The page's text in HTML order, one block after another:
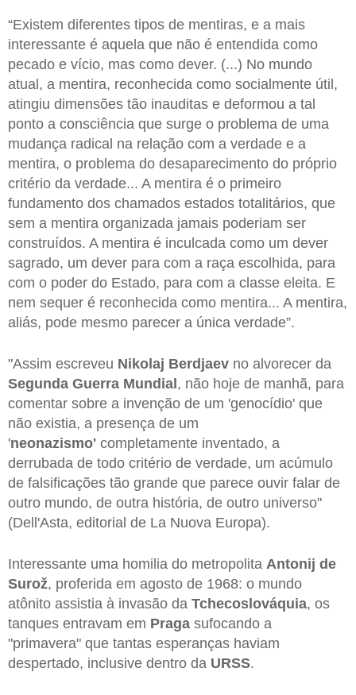
“Existem diferentes tipos de mentiras, e a mais
interessante é aquela que não é entendida como
pecado e vício, mas como dever. (...) No mundo
atual, a mentira, reconhecida como socialmente útil,
atingiu dimensões tão inauditas e deformou a tal
ponto a consciência que surge o problema de uma
mudança radical na relação com a verdade e a
mentira, o problema do desaparecimento do próprio
critério da verdade... A mentira é o primeiro
fundamento dos chamados estados totalitários, que
sem a mentira organizada jamais poderiam ser
construídos. A mentira é inculcada como um dever
sagrado, um dever para com a raça escolhida, para
com o poder do Estado, para com a classe eleita. E
nem sequer é reconhecida como mentira... A mentira,
aliás, pode mesmo parecer a única verdade”.
"Assim escreveu Nikolaj Berdjaev no alvorecer da
Segunda Guerra Mundial , não hoje de manhã, para
comentar sobre a invenção de um 'genocídio' que
não existia, a presença de um
'neonazismo' completamente inventado, a
derrubada de todo critério de verdade, um acúmulo
de falsificações tão grande que parece ouvir falar de
outro mundo, de outra história, de outro universo"
(Dell'Asta, editorial de La Nuova Europa).
Interessante uma homilia do metropolita Antonij de
Surož, proferida em agosto de 1968: o mundo
atônito assistia à invasão da Tchecoslováquia, os
tanques entravam em Praga sufocando a
"primavera" que tantas esperanças haviam
despertado, inclusive dentro da URSS.